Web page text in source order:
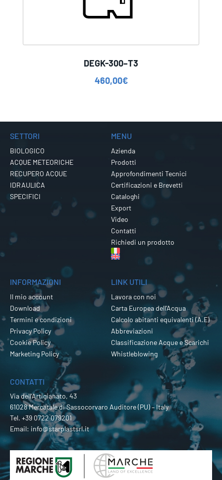
DEGK-300–T3
460,00€
SETTORI
BIOLOGICO
ACQUE METEORICHE
RECUPERO ACQUE
IDRAULICA
SPECIFICI
MENU
Azienda
Prodotti
Approfondimenti Tecnici
Certificazioni e Brevetti
Cataloghi
Export
Video
Contatti
Richiedi un prodotto
INFORMAZIONI
Il mio account
Download
Termini e condizioni
Privacy Policy
Cookie Policy
Marketing Policy
LINK UTILI
Lavora con noi
Carta Europea dell’Acqua
Calcolo abitanti equivalenti (A.E)
Abbreviazioni
Classificazione Acque e Scarichi
Whistleblowing
CONTATTI
Via dell’Artigianato, 43
61028 Mercatale di Sassocorvaro Auditore (PU) – Italy
Tel. +39 0722 079201
Email: info@starplastsrl.it